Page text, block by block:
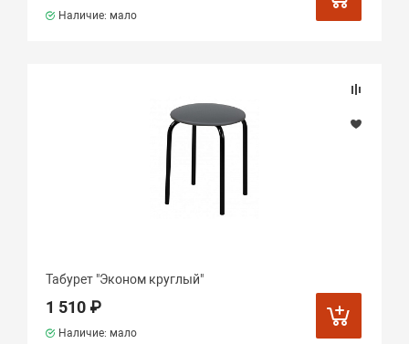
Наличие: мало
Табурет "Эконом круглый"
1 510 ₽
Наличие: мало